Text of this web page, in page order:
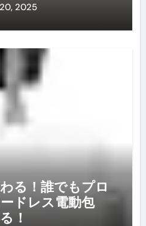
20, 2025
る！誰でもプロ
ドレス電動包
！